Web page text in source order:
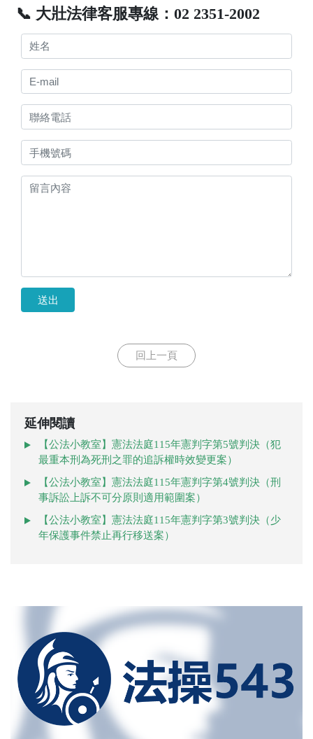
📞 大壯法律客服專線：02 2351-2002
送出
回上一頁
延伸閱讀
【公法小教室】憲法法庭115年憲判字第5號判決（犯
最重本刑為死刑之罪的追訴權時效變更案）
【公法小教室】憲法法庭115年憲判字第4號判決（刑
事訴訟上訴不可分原則適用範圍案）
【公法小教室】憲法法庭115年憲判字第3號判決（少
年保護事件禁止再行移送案）